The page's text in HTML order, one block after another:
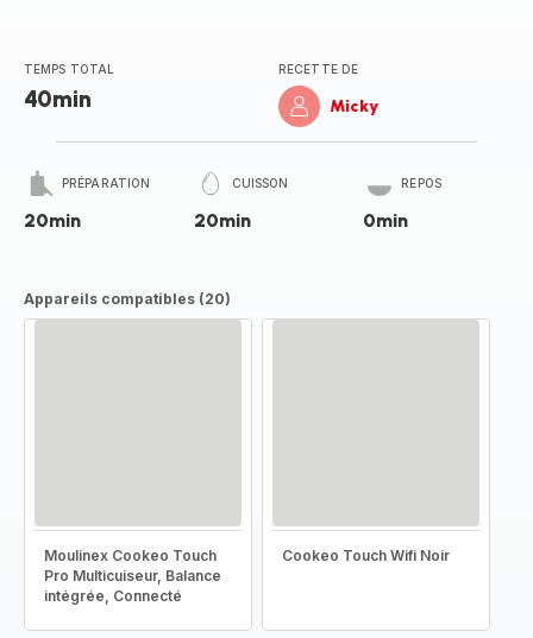
TEMPS TOTAL
40min
RECETTE DE
Micky
PRÉPARATION
20min
CUISSON
20min
REPOS
0min
Appareils compatibles (20)
Moulinex Cookeo Touch
Pro Multicuiseur, Balance
intégrée, Connecté
Cookeo Touch Wifi Noir